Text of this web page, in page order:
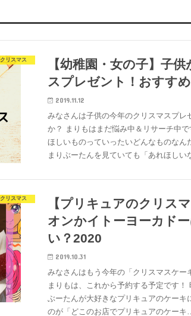
クリスマス
【幼稚園・女の子】子
スプレゼント！おすす
2019.11.12
みなさんは子供の今年のクリスマスプレ
か？ まりもはまだ悩み中＆リサーチ中
ほしいものっていったいどんなものなん
まりぶーたんを見ていても「あれほし
クリスマス
【プリキュアのクリス
オンかイトーヨーカド
い？2020
2019.10.31
みなさんはもう今年の「クリスマスケー
まりもは、これから予約する予定です！
ぶーたんが大好きなプリキュアのケーキ
のが「どこのお店でプリキュアのケーキ…